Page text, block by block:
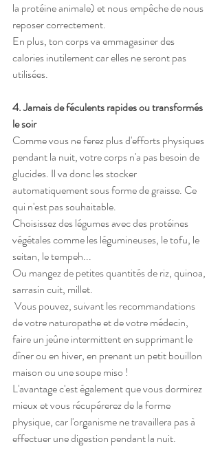
la protéine animale) et nous empêche de nous
reposer correctement.
En plus, ton corps va emmagasiner des
calories inutilement car elles ne seront pas
utilisées.
4. Jamais de féculents rapides ou transformés
le soir
​Comme vous ne ferez plus d'efforts physiques
pendant la nuit, votre corps n'a pas besoin de
glucides. Il va donc les stocker
automatiquement sous forme de graisse. Ce
qui n'est pas souhaitable.
Choisissez des légumes avec des protéines
végétales comme les légumineuses, le tofu, le
seitan, le tempeh...
Ou mangez de petites quantités de riz, quinoa,
sarrasin cuit, millet.
Vous pouvez, suivant les recommandations
de votre naturopathe et de votre médecin,
faire un jeûne intermittent en supprimant le
dîner ou en hiver, en prenant un petit bouillon
maison ou une soupe miso !
L'avantage c'est également que vous dormirez
mieux et vous récupérerez de la forme
physique, car l'organisme ne travaillera pas à
effectuer une digestion pendant la nuit.